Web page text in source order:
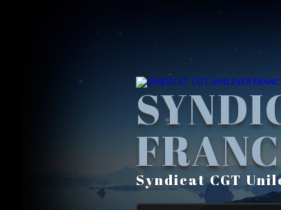
Syndicat CGT